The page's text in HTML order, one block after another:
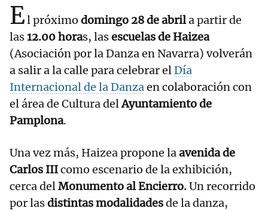
El próximo domingo 28 de abrila partir de
las12.00 horas, lasescuelas de Haizea
(Asociación por la Danza en Navarra) volverán
a salir a la calle para celebrar elDía
Internacional de la Danzaen colaboración con
el área de Cultura delAyuntamiento de
Pamplona.
Una vez más, Haizea propone laavenida de
Carlos IIIcomo escenario de la exhibición,
cerca delMonumento al Encierro.Un recorrido
por lasdistintas modalidadesde la danza,